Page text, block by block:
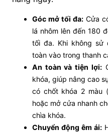
Góc mở tối đa: Cửa
lá nhôm lên đến 180
tối đa. Khi không sử
toàn vào trong thanh
An toàn và tiện lợi:
khóa, giúp nâng cao
có chốt khóa 2 màu
hoặc mở cửa nhanh
chìa khóa.
Chuyển động êm ái: